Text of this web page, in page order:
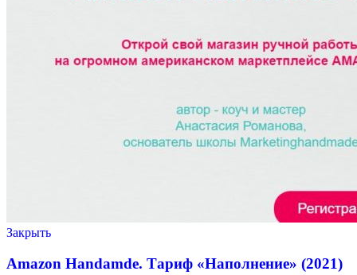
Закрыть
Amazon Handamde. Тариф «Наполнение» (2021)